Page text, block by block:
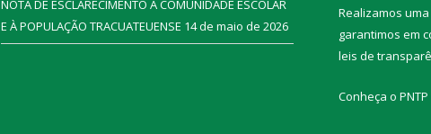
NOTA DE ESCLARECIMENTO À COMUNIDADE ESCOLAR
E À POPULAÇÃO TRACUATEUENSE 14 de maio de 2026
Realizamos uma
garantimos em
leis de
Conheça o PNTP